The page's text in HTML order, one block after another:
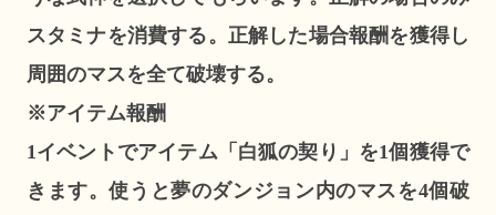
スタミナを消費する。正解した場合報酬を獲得し
周囲のマスを全て破壊する。
※アイテム報酬
1イベントでアイテム「白狐の契り」を1個獲得で
きます。使うと夢のダンジョン内のマスを4個破